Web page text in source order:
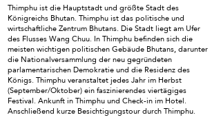
Thimphu ist die Hauptstadt und größte Stadt des
Königreichs Bhutan. Thimphu ist das politische und
wirtschaftliche Zentrum Bhutans. Die Stadt liegt am Ufer
des Flusses Wang Chuu. In Thimphu befinden sich die
meisten wichtigen politischen Gebäude Bhutans, darunter
die Nationalversammlung der neu gegründeten
parlamentarischen Demokratie und die Residenz des
Königs. Thimphu veranstaltet jedes Jahr im Herbst
(September/Oktober) ein faszinierendes viertägiges
Festival. Ankunft in Thimphu und Check-in im Hotel.
Anschließend kurze Besichtigungstour durch Thimphu.